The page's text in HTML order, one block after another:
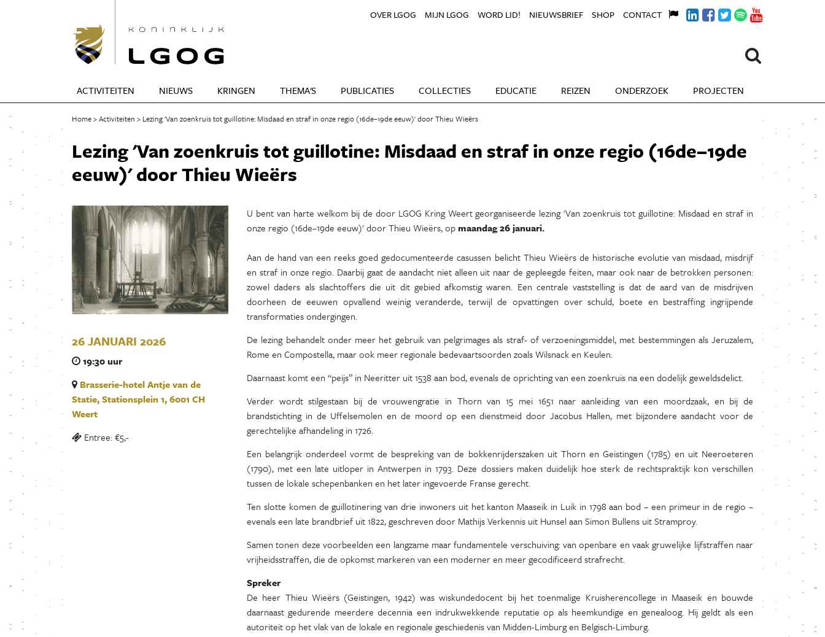
ACTIVITEITEN NIEUWS KRINGEN THEMA'S PUBLICATIES COLLECTIES EDUCATIE REIZEN ONDERZOEK PROJECTEN
OVER LGOG MIJN LGOG WORD LID! NIEUWSBRIEF SHOP CONTACT
Home Activiteiten Lezing 'Van zoenkruis tot guillotine: Misdaad en straf in onze regio (16de–19de eeuw)' door Thieu Wieërs
Lezing 'Van zoenkruis tot guillotine: Misdaad en straf in onze regio (16de–19de
eeuw)' door Thieu Wieërs
26 JANUARI 2026
19:30 uur
Brasserie-hotel Antje van de
Statie, Stationsplein 1, 6001 CH
Weert
Entree: €5,-
U bent van harte welkom bij de door LGOG Kring Weert georganiseerde lezing 'Van zoenkruis tot guillotine: Misdaad en straf in
onze regio (16de–19de eeuw)' door Thieu Wieërs, opmaandag 26 januari.
Aan de hand van een reeks goed gedocumenteerde casussen belicht Thieu Wieërs de historische evolutie van misdaad, misdrijf
en straf in onze regio. Daarbij gaat de aandacht niet alleen uit naar de gepleegde feiten, maar ook naar de betrokken personen:
zowel daders als slachtoffers die uit dit gebied afkomstig waren. Een centrale vaststelling is dat de aard van de misdrijven
doorheen de eeuwen opvallend weinig veranderde, terwijl de opvattingen over schuld, boete en bestraffing ingrijpende
transformaties ondergingen.
De lezing behandelt onder meer het gebruik van pelgrimages als straf- of verzoeningsmiddel, met bestemmingen als Jeruzalem,
Rome en Compostella, maar ook meer regionale bedevaartsoorden zoals Wilsnack en Keulen.
Daarnaast komt een “peijs” in Neeritter uit 1538 aan bod, evenals de oprichting van een zoenkruis na een dodelijk geweldsdelict.
Verder wordt stilgestaan bij de vrouwengratie in Thorn van 15 mei 1651 naar aanleiding van een moordzaak, en bij de
brandstichting in de Uffelsemolen en de moord op een dienstmeid door Jacobus Hallen, met bijzondere aandacht voor de
gerechtelijke afhandeling in 1726.
Een belangrijk onderdeel vormt de bespreking van de bokkenrijderszaken uit Thorn en Geistingen (1785) en uit Neeroeteren
(1790), met een late uitloper in Antwerpen in 1793. Deze dossiers maken duidelijk hoe sterk de rechtspraktijk kon verschillen
tussen de lokale schepenbanken en het later ingevoerde Franse gerecht.
Ten slotte komen de guillotinering van drie inwoners uit het kanton Maaseik in Luik in 1798 aan bod – een primeur in de regio –
evenals een late brandbrief uit 1822, geschreven door Mathijs Verkennis uit Hunsel aan Simon Bullens uit Stramproy.
Samen tonen deze voorbeelden een langzame maar fundamentele verschuiving: van openbare en vaak gruwelijke lijfstraffen naar
vrijheidsstraffen, die de opkomst markeren van een moderner en meer gecodificeerd strafrecht.
Spreker
De heer Thieu Wieërs (Geistingen, 1942) was wiskundedocent bij het toenmalige Kruisherencollege in Maaseik en bouwde
daarnaast gedurende meerdere decennia een indrukwekkende reputatie op als heemkundige en genealoog. Hij geldt als een
autoriteit op het vlak van de lokale en regionale geschiedenis van Midden-Limburg en Belgisch-Limburg.